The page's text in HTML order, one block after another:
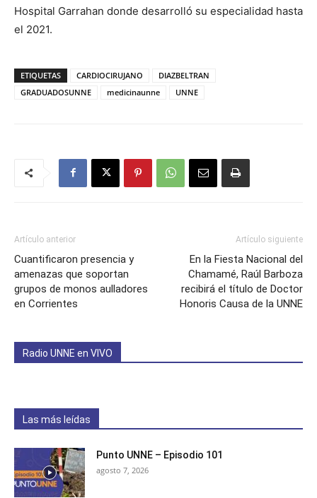
Hospital Garrahan donde desarrolló su especialidad hasta
el 2021.
ETIQUETAS CARDIOCIRUJANO
DIAZBELTRAN
GRADUADOSUNNE
medicinaunne UNNE
Artículo anterior
Cuantificaron presencia y
amenazas que soportan
grupos de monos aulladores
en Corrientes
Artículo siguiente
En la Fiesta Nacional del
Chamamé, Raúl Barboza
recibirá el título de Doctor
Honoris Causa de la UNNE
Radio UNNE en VIVO
Las más leídas
Punto UNNE – Episodio 101
agosto 7, 2026